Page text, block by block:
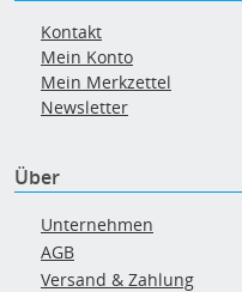
Kontakt
Mein Konto
Mein Merkzettel
Newsletter
Über
Unternehmen
AGB
Versand & Zahlung